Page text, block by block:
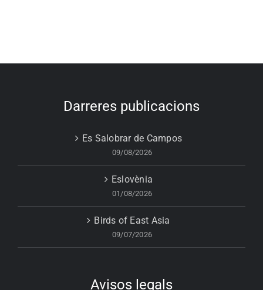
Darreres publicacions
Es Salobrar de Campos
09/08/2026
Eslovènia
01/08/2026
Birds of East Asia
09/07/2026
Avisos legals